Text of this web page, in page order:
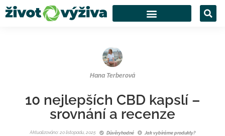
Hana Terberová
10 nejlepších CBD kapslí –
srovnání a recenze
Aktualizováno: 20 listopadu, 2025 Důvěryhodné Jak vybíráme produkty?